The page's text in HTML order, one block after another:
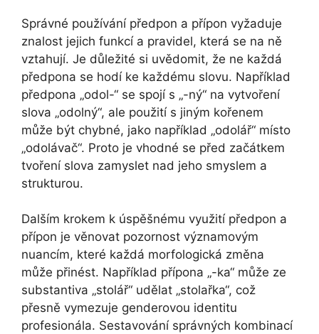
Správné používání předpon a přípon vyžaduje
znalost jejich funkcí a pravidel, která se na ně
vztahují. Je důležité si uvědomit, že ne každá
předpona se hodí ke každému slovu. Například
předpona „odol-“ se spojí s „-ný“ na vytvoření
slova „odolný“, ale použití s jiným kořenem
může být chybné, jako například „odolář“ místo
„odolávač“. Proto je vhodné se před začátkem
tvoření slova zamyslet nad jeho smyslem a
strukturou.
Dalším krokem k úspěšnému využití předpon a
přípon je věnovat pozornost významovým
nuancím, které každá morfologická změna
může přinést. Například přípona „-ka“ může ze
substantiva „stolář“ udělat „stolařka“, což
přesně vymezuje genderovou identitu
profesionála. Sestavování správných kombinací